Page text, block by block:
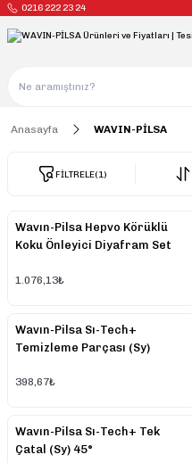
0216 222 23 24
Anasayfa WAVIN-PİLSA
FİLTRELE(1)
Wavın-Pilsa Hepvo Körüklü
Koku Önleyici Diyafram Set
1.076,13₺
Wavın-Pilsa Sı-Tech+
Temizleme Parçası (Sy)
398,67₺
Wavın-Pilsa Sı-Tech+ Tek
Çatal (Sy) 45°